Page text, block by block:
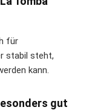
für
stabil steht,
kann.
gut